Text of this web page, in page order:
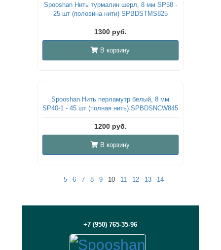
Spooshan Нить турмалин шерл, 8 мм SP58 -
25 шт (половина нити) SPBDSTMS825
1300 руб.
В корзину
Spooshan Нить перламутр белый, 8 мм
SP40-1 - 45 шт (полная нить) SPBDSNCW845
1200 руб.
В корзину
5 6 7 8 9 10 11 12 13 14
+7 (950) 765-35-96